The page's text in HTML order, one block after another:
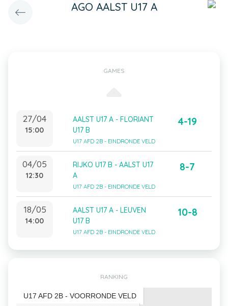
AGO AALST U17 A
GAMES
27/04
15:00
AALST U17 A - FLORIANT
U17 B
U17 AFD 2B - EINDRONDE VELD
4-19
04/05
12:30
RIJKO U17 B - AALST U17
A
U17 AFD 2B - EINDRONDE VELD
8-7
18/05
14:00
AALST U17 A - LEUVEN
U17 B
U17 AFD 2B - EINDRONDE VELD
10-8
RANKING
U17 AFD 2B - VOORRONDE VELD